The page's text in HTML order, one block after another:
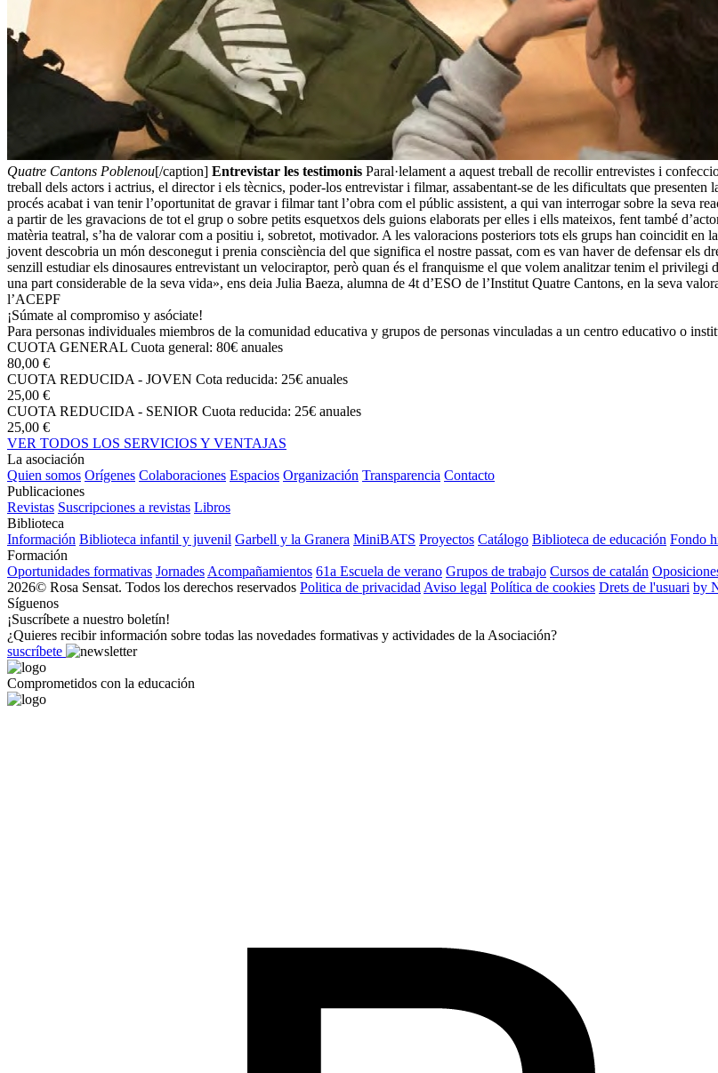
Quatre Cantons Poblenou[/caption] Entrevistar les testimonis Paral·lelament a aquest treball de recollir entrevistes i
treball dels actors i actrius, el director i els tècnics, poder-los entrevistar i filmar, assabentant-se de les dificultats que presenten
procés acabat i van tenir l’oportunitat de gravar i filmar tant l’obra com el públic assistent, a qui van interrogar sobre la seva
a partir de les gravacions de tot el grup o sobre petits esquetxos dels guions elaborats per elles i ells mateixos, fent també
matèria teatral, s’ha de valorar com a positiu i, sobretot, motivador. A les valoracions posteriors tots els grups han coincidit en
jovent descobria un món desconegut i prenia consciència del que significa el nostre passat, com es van haver de defensar els
senzill estudiar els dinosaures entrevistant un velociraptor, però quan és el franquisme el que volem analitzar tenim el
una part considerable de la seva vida», ens deia Julia Baeza, alumna de 4t d’ESO de l’Institut Quatre Cantons, en la seva
l’ACEPF
¡Súmate al compromiso y asóciate!
Para personas individuales miembros de la comunidad educativa y grupos de personas vinculadas a un centro educativo o
CUOTA GENERAL Cuota general: 80€ anuales
80,00 €
CUOTA REDUCIDA - JOVEN Cota reducida: 25€ anuales
25,00 €
CUOTA REDUCIDA - SENIOR Cuota reducida: 25€ anuales
25,00 €
VER TODOS LOS SERVICIOS Y VENTAJAS
La asociación
Quien somos Orígenes Colaboraciones Espacios Organización Transparencia Contacto
Publicaciones
Revistas Suscripciones a revistas Libros
Biblioteca
Información Biblioteca infantil y juvenil Garbell y la Granera MiniBATS Proyectos Catálogo Biblioteca de educación Fondo
Formación
Oportunidades formativas Jornades Acompañamientos 61a Escuela de verano Grupos de trabajo Cursos de catalán
2026© Rosa Sensat. Todos los derechos reservados Politica de privacidad Aviso legal Política de cookies Drets de l'usuari by
Síguenos
¡Suscríbete a nuestro boletín!
¿Quieres recibir información sobre todas las novedades formativas y actividades de la Asociación?
suscríbete
Comprometidos con la educación